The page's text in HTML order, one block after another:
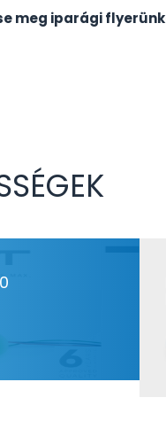
meg iparági